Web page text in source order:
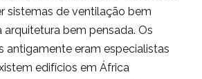
sistemas de ventilação bem
bem pensada. Os
antigamente eram especialistas
edifícios em África